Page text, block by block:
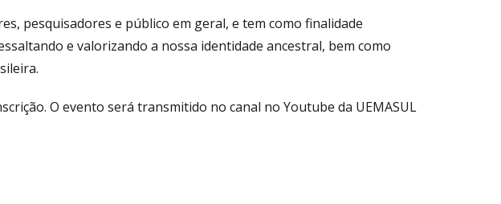
pesquisadores e público em geral, e tem como finalidade
e valorizando a nossa identidade ancestral, bem como
O evento será transmitido no canal no Youtube da UEMASUL